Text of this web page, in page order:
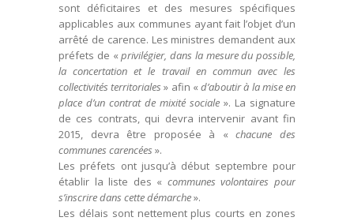
sont déficitaires et des mesures spécifiques
applicables aux communes ayant fait l’objet d’un
arrêté de carence. Les ministres demandent aux
préfets de «privilégier, dans la mesure du possible,
la concertation et le travail en commun avec les
collectivités territoriales» afin «d’aboutir à la mise en
place d’un contrat de mixité sociale ». La signature
de ces contrats, qui devra intervenir avant fin
2015, devra être proposée à «chacune des
communes carencées ».
Les préfets ont jusqu’à début septembre pour
établir la liste des « communes volontaires pour
s’inscrire dans cette démarche».
Les délais sont nettement plus courts en zones